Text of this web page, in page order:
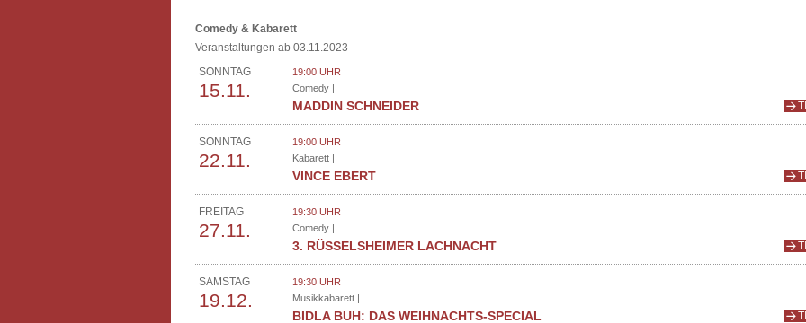
Comedy & Kabarett
Veranstaltungen ab 03.11.2023
SONNTAG
15.11.
19:00 UHR
Comedy |
MADDIN SCHNEIDER
SONNTAG
22.11.
19:00 UHR
Kabarett |
VINCE EBERT
FREITAG
27.11.
19:30 UHR
Comedy |
3. RÜSSELSHEIMER LACHNACHT
SAMSTAG
19.12.
19:30 UHR
Musikkabarett |
BIDLA BUH: DAS WEIHNACHTS-SPECIAL